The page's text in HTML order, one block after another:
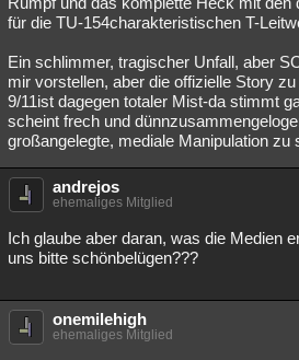
für die TU-154charakteristischen T-
Ein schlimmer, tragischer Unfall, aber
mir vorstellen, aber die offizielle Story
9/11ist dagegen totaler Mist-da stimmt
scheint frech und
großangelegte, mediale Manipulation zu
andrejos
ehemaliges Mitglied
Ich glaube aber daran, was die Medien
uns bitte schönbelügen???
onemilehigh
ehemaliges Mitglied